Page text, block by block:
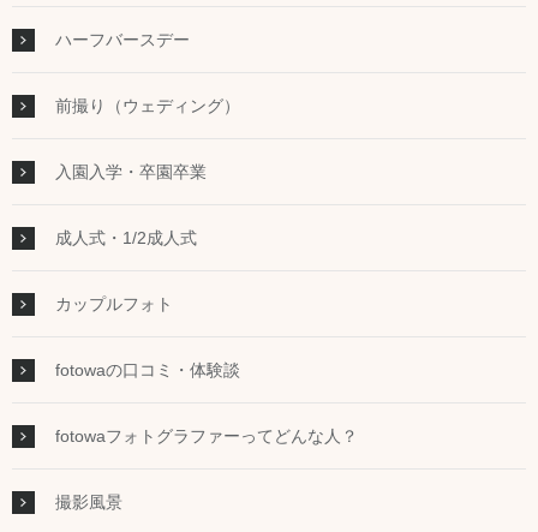
ハーフバースデー
前撮り（ウェディング）
入園入学・卒園卒業
成人式・1/2成人式
カップルフォト
fotowaの口コミ・体験談
fotowaフォトグラファーってどんな人？
撮影風景